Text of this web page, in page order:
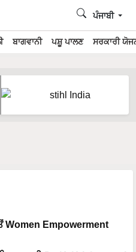
ਬਾਗਵਾਨੀ ਪਸ਼ੂ ਪਾਲਣ ਸਰਕਾਰੀ
ਪੰਜਾਬੀ
Women Empowerment